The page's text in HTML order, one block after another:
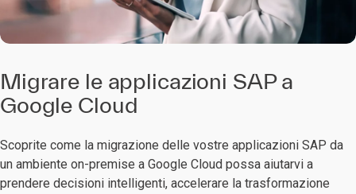
Migrare le applicazioni SAP a
Google Cloud
Scoprite come la migrazione delle vostre applicazioni SAP da
un ambiente on-premise a Google Cloud possa aiutarvi a
prendere decisioni intelligenti, accelerare la trasformazione